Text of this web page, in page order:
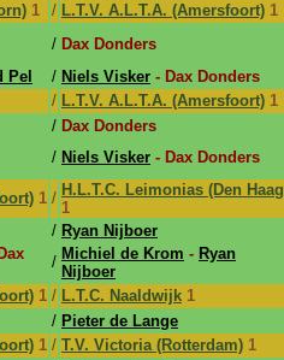
1 / L.T.V. A.L.T.A. (Amersfoort) 1
/ Dax Donders
Pel / Niels Visker - Dax Donders
/ L.T.V. A.L.T.A. (Amersfoort) 1
/ Dax Donders
/ Niels Visker - Dax Donders
1 / H.L.T.C. Leimonias (Den
1
/ Ryan Nijboer
/ Michiel de Krom - Ryan
Nijboer
1 / L.T.C. Naaldwijk 1
/ Pieter de Lange
1 / T.V. Victoria (Rotterdam) 1